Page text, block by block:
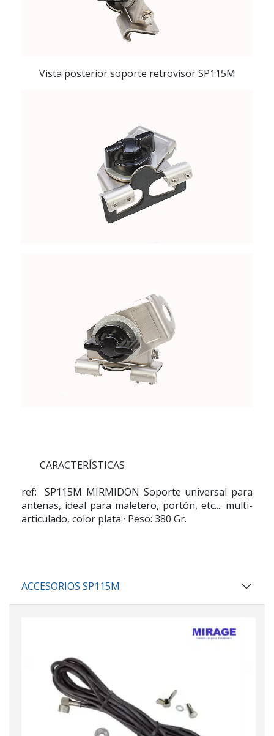
Vista posterior soporte retrovisor SP115M
CARACTERÍSTICAS
ref: SP115M MIRMIDON Soporte universal para
antenas, ideal para maletero, portón, etc.... multi-
articulado, color plata · Peso: 380 Gr.
ACCESORIOS SP115M